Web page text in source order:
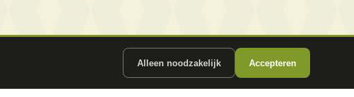
Alleen noodzakelijk Accepteren